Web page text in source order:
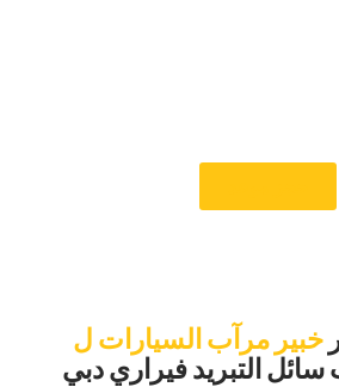
‏خبير مرآب السيارات ل‏
التبريد فيراري دبي‏